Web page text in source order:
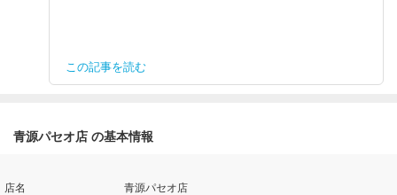
この記事を読む
青源パセオ店 の基本情報
店名 青源パセオ店